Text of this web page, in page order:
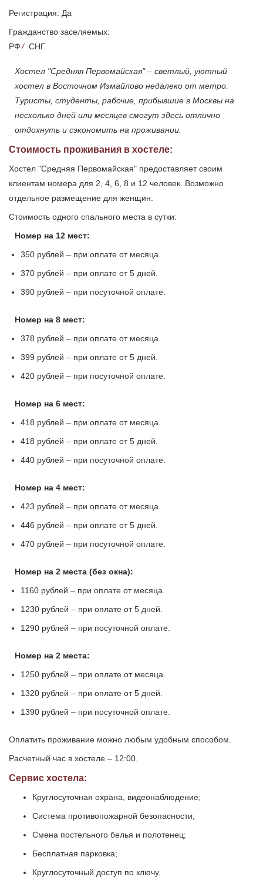
Регистрация: Да
Гражданство заселяемых:
РФ/ СНГ
Хостел "Средняя Первомайская" – светлый, уютный
хостел в Восточном Измайлово недалеко от метро.
Туристы, студенты, рабочие, прибывшие в Москвы на
несколько дней или месяцев смогут здесь отлично
отдохнуть и сэкономить на проживании.
Стоимость проживания в хостеле:
Хостел "Средняя Первомайская" предоставляет своим
клиентам номера для 2, 4, 6, 8 и 12 человек. Возможно
отдельное размещение для женщин.
Стоимость одного спального места в сутки:
Номер на 12 мест:
350 рублей – при оплате от месяца.
370 рублей – при оплате от 5 дней.
390 рублей – при посуточной оплате.
Номер на 8 мест:
378 рублей – при оплате от месяца.
399 рублей – при оплате от 5 дней.
420 рублей – при посуточной оплате.
Номер на 6 мест:
418 рублей – при оплате от месяца.
418 рублей – при оплате от 5 дней.
440 рублей – при посуточной оплате.
Номер на 4 мест:
423 рублей – при оплате от месяца.
446 рублей – при оплате от 5 дней.
470 рублей – при посуточной оплате.
Номер на 2 места (без окна):
1160 рублей – при оплате от месяца.
1230 рублей – при оплате от 5 дней.
1290 рублей – при посуточной оплате.
Номер на 2 места:
1250 рублей – при оплате от месяца.
1320 рублей – при оплате от 5 дней.
1390 рублей – при посуточной оплате.
Оплатить проживание можно любым удобным способом.
Расчетный час в хостеле – 12:00.
Сервис хостела:
Круглосуточная охрана, видеонаблюдение;
Система противопожарной безопасности;
Смена постельного белья и полотенец;
Бесплатная парковка;
Круглосуточный доступ по ключу.